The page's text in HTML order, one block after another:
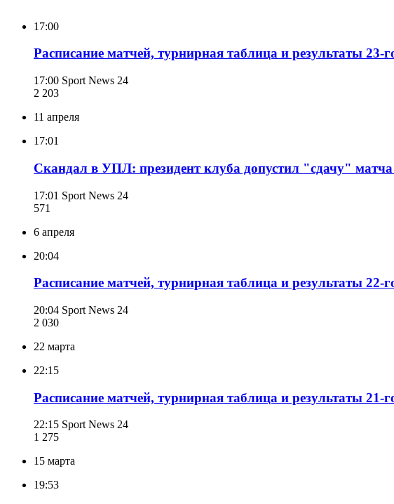
17:00
Расписание матчей, турнирная таблица и результаты 23-
17:00 Sport News 24
2 203
11 апреля
17:01
Скандал в УПЛ: президент клуба допустил "сдачу"
17:01 Sport News 24
571
6 апреля
20:04
Расписание матчей, турнирная таблица и результаты 22-
20:04 Sport News 24
2 030
22 марта
22:15
Расписание матчей, турнирная таблица и результаты 21-
22:15 Sport News 24
1 275
15 марта
19:53